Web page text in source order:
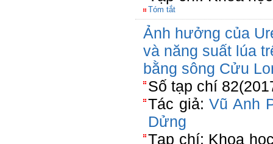
Tóm tắt
Ảnh hưởng của
và năng suất lúa
bằng sông Cửu
Số tạp chí
Tác giả:Vũ Anh
Dửng
Tạp chí: Khoa